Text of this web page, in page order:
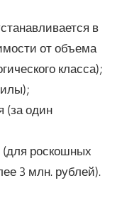
в
от объема
класса);
(за один
роскошных
3 млн. рублей).